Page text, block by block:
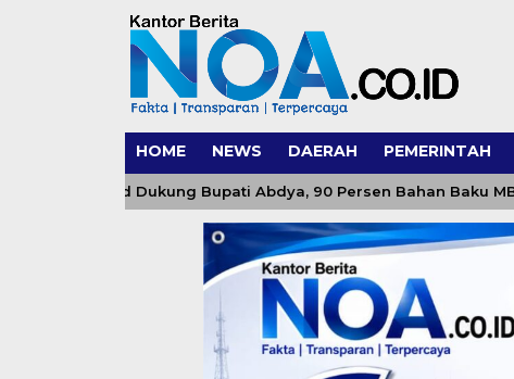
HOME NEWS DAERAH PEMERINTAH
Jadid Dukung Bupati Abdya, 90 Persen Bahan Baku MBG